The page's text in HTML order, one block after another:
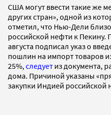
США могут ввести такие же
других стран», одной из
отметил, что Нью-Дели
российской нефти к Пекину.
августа подписал указ о
пошлин на импорт товаров
25%, следует из документа,
дома. Причиной указаны
закупки Индией российской